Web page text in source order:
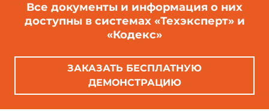
Все документы и информация о них
доступны в системах «Техэксперт» и
«Кодекс»
ЗАКАЗАТЬ БЕСПЛАТНУЮ
ДЕМОНСТРАЦИЮ